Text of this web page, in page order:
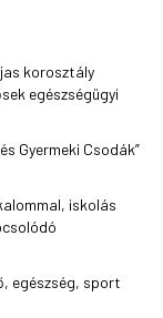
korosztály
egészségügyi
Gyermeki Csodák”
iskolás
egészség, sport